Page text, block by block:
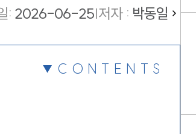
: 2026-06-25|저자 : 박동일
CONTENTS